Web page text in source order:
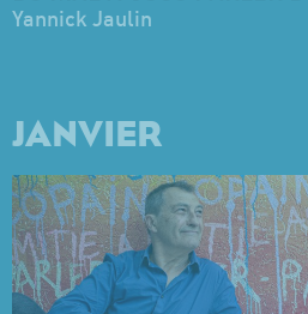
Yannick Jaulin
JANVIER